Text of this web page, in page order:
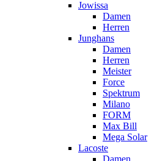
Jowissa
Damen
Herren
Junghans
Damen
Herren
Meister
Force
Spektrum
Milano
FORM
Max Bill
Mega Solar
Lacoste
Damen